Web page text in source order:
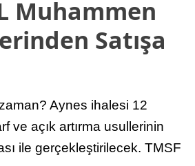
Muhammen
Satışa
Aynes ihalesi 12
ve açık artırma usullerinin
ile gerçekleştirilecek. TMSF